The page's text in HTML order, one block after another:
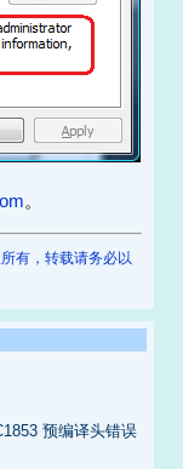
。
有，转载请务必以
预编译头错误